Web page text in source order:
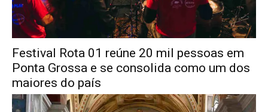
Festival Rota 01 reúne 20 mil pessoas em
Ponta Grossa e se consolida como um dos
maiores do país